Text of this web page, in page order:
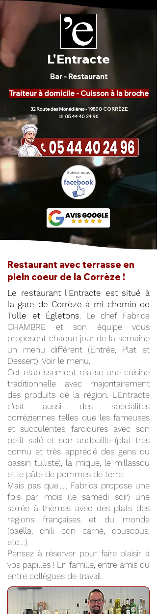
L'Entracte
Bar - Restaurant
Traiteur à domicile - Cuisson à la broche
32 Route des Monédières - 19800 CORRÈZE
) 05 44 40 24 96
Restaurant avec terrasse en
plein coeur de la Corrèze !
Le restaurant l'Entracte est situé à
la gare de Corrèze à mi-chemin de
Tulle et Égletons. Le chef Fabrice
CHAMBRE et son équipe vous
proposent chaque jour de la semaine
un menu différent (Entrée, Plat et
Dessert). Voir le menu.
Cet etablissement réalise une cuisine
traditionnelle avec majoritairement
des produits de la région. L'Entracte
c'est aussi des spécialités
corréziennes telles que les fameuses
et succulentes farcidures avec son
petit salé et son andouille (plat trés
connu et très apprécié des gens du
bassin tulliste), la mique, le millassou
et le pâté de pommes de terre.
Mais pas que...... Fabrica propose une
fois par mois (le samedi soir) une
soirée à thèmes avec des plats des
régions françaises et du monde
(paëlla, chili con carné, couscous,
etc....).
Pensez à réserver pour faire plaisir à
vos papilles ! En famille, entre amis ou
entre collègues de travail.